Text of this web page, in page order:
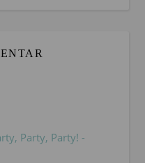
Party, Party! -